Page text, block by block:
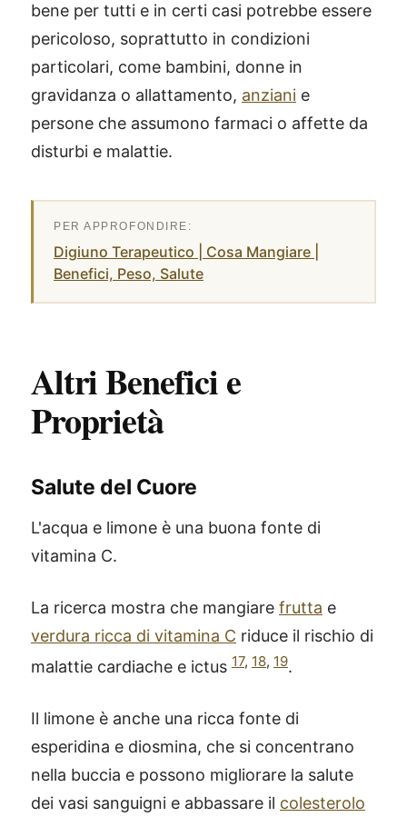
bene per tutti e in certi casi potrebbe essere
pericoloso, soprattutto in condizioni
particolari, come bambini, donne in
gravidanza o allattamento, anziani e
persone che assumono farmaci o affette da
disturbi e malattie.
Digiuno Terapeutico | Cosa Mangiare |
Benefici, Peso, Salute
Altri Benefici e
Proprietà
Salute del Cuore
L'acqua e limone è una buona fonte di
vitamina C.
La ricerca mostra che mangiare frutta e
verdura ricca di vitamina C riduce il rischio di
malattie cardiache e ictus 17, 18, 19.
Il limone è anche una ricca fonte di
esperidina e diosmina, che si concentrano
nella buccia e possono migliorare la salute
dei vasi sanguigni e abbassare il colesterolo